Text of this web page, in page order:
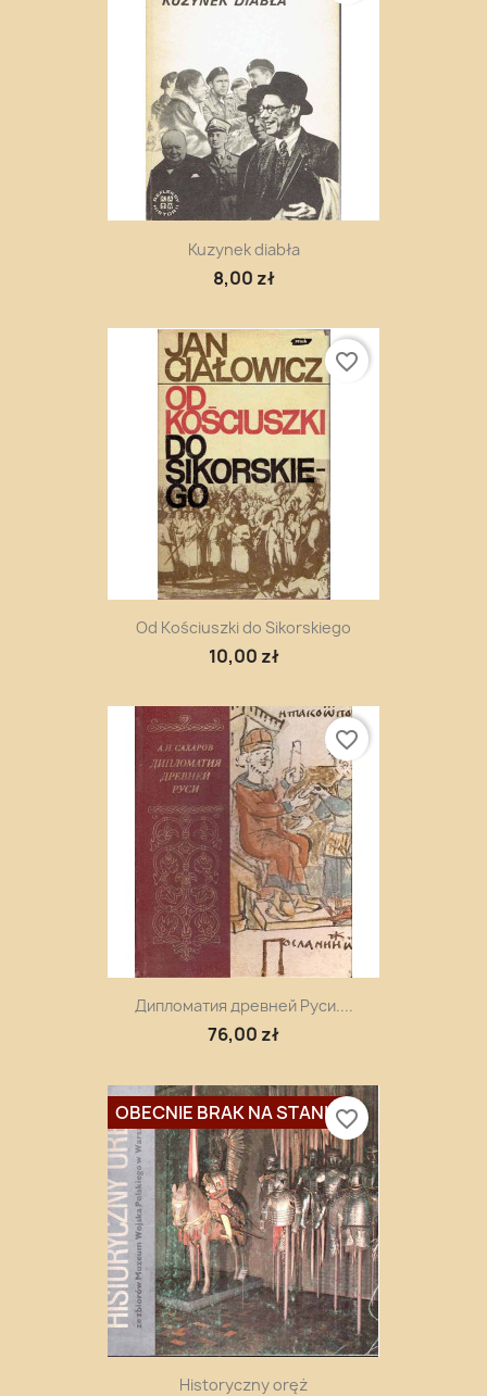
Kuzynek diabła
8,00 zł
Od Kościuszki do Sikorskiego
10,00 zł
favorite_border
Дипломатия древней Руси....
76,00 zł
favorite_border
Historyczny oręż
OBECNIE BRAK NA STANIEfavorite_border